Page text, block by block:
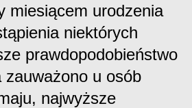
miesiącem urodzenia
niektórych
prawdopodobieństwo
zauważono u osób
najwyższe